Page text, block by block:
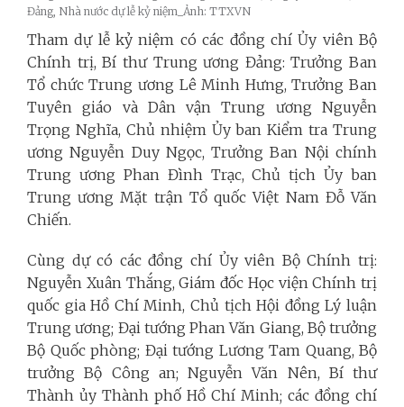
Đảng, Nhà nước dự lễ kỷ niệm_Ảnh: TTXVN
Tham dự lễ kỷ niệm có các đồng chí Ủy viên Bộ
Chính trị, Bí thư Trung ương Đảng: Trưởng Ban
Tổ chức Trung ương Lê Minh Hưng, Trưởng Ban
Tuyên giáo và Dân vận Trung ương Nguyễn
Trọng Nghĩa, Chủ nhiệm Ủy ban Kiểm tra Trung
ương Nguyễn Duy Ngọc, Trưởng Ban Nội chính
Trung ương Phan Đình Trạc, Chủ tịch Ủy ban
Trung ương Mặt trận Tổ quốc Việt Nam Đỗ Văn
Chiến.
Cùng dự có các đồng chí Ủy viên Bộ Chính trị:
Nguyễn Xuân Thắng, Giám đốc Học viện Chính trị
quốc gia Hồ Chí Minh, Chủ tịch Hội đồng Lý luận
Trung ương; Đại tướng Phan Văn Giang, Bộ trưởng
Bộ Quốc phòng; Đại tướng Lương Tam Quang, Bộ
trưởng Bộ Công an; Nguyễn Văn Nên, Bí thư
Thành ủy Thành phố Hồ Chí Minh; các đồng chí